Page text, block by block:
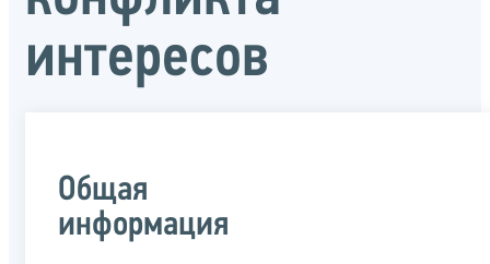
интересов
Общая
информация